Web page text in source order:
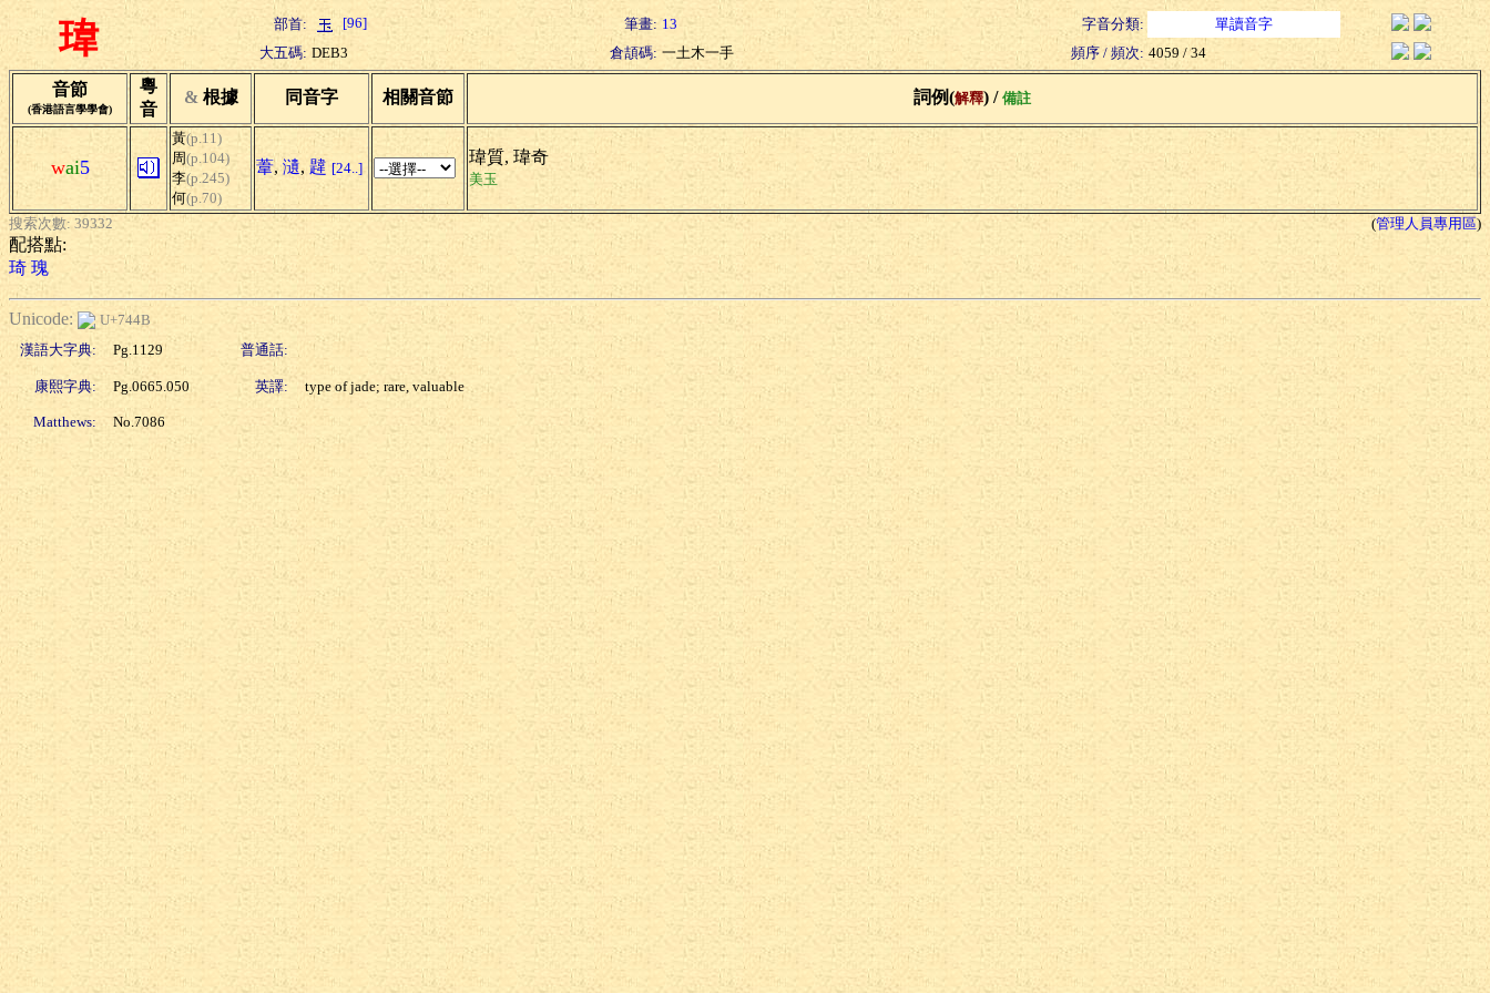
瑋 部首: [96] 筆畫: 13 字音分類:
單讀音字
大五碼: DEB3 倉頡碼: 一土木一手 頻序 / 頻次: 4059 / 34
音節
(香港語言學學會)
粵
音
& 根據 同音字 相關音節 詞例(解釋) / 備註
wai5
黃(p.11)
周(p.104)
李(p.245)
何(p.70)
葦, 瀢, 韙 [24..]
瑋質, 瑋奇
美玉
搜索次數: 39332 (管理人員專用區)
配搭點:
琦 瑰
Unicode:
U+744B
漢語大字典:
Pg.1129 普通話:
康熙字典: Pg.0665.050 英譯: type of jade; rare, valuable
Matthews: No.7086